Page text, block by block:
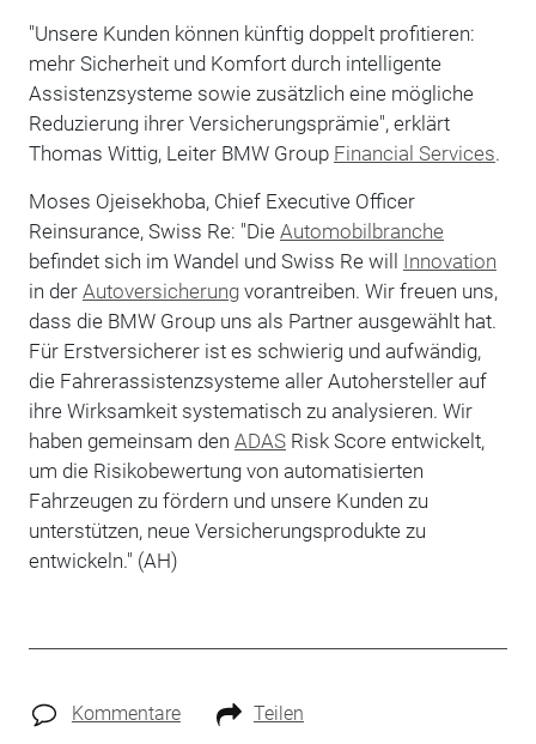
"Unsere Kunden können künftig doppelt profitieren:
mehr Sicherheit und Komfort durch intelligente
Assistenzsysteme sowie zusätzlich eine mögliche
Reduzierung ihrer Versicherungsprämie", erklärt
Thomas Wittig, Leiter BMW Group Financial Services.
Moses Ojeisekhoba, Chief Executive Officer
Reinsurance, Swiss Re: "Die Automobilbranche
befindet sich im Wandel und Swiss Re will Innovation
in der Autoversicherungvorantreiben. Wir freuen uns,
dass die BMW Group uns als Partner ausgewählt hat.
Für Erstversicherer ist es schwierig und aufwändig,
die Fahrerassistenzsysteme aller Autohersteller auf
ihre Wirksamkeit systematisch zu analysieren. Wir
haben gemeinsam den ADASRisk Score entwickelt,
um die Risikobewertung von automatisierten
Fahrzeugen zu fördern und unsere Kunden zu
unterstützen, neue Versicherungsprodukte zu
entwickeln." (AH)
Kommentare Teilen